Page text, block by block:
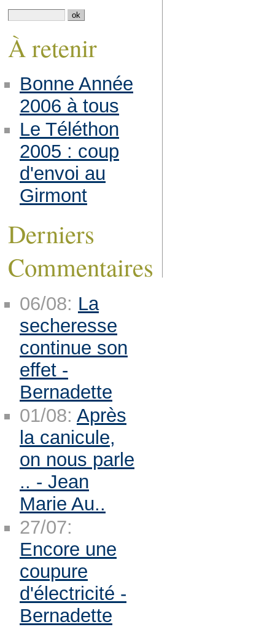
À retenir
Bonne Année
2006 à tous
Le Téléthon
2005 : coup
d'envoi au
Girmont
Derniers
Commentaires
06/08: La
secheresse
continue son
effet -
Bernadette
01/08: Après
la canicule,
on nous parle
.. - Jean
Marie Au..
27/07:
Encore une
coupure
d'électricité -
Bernadette